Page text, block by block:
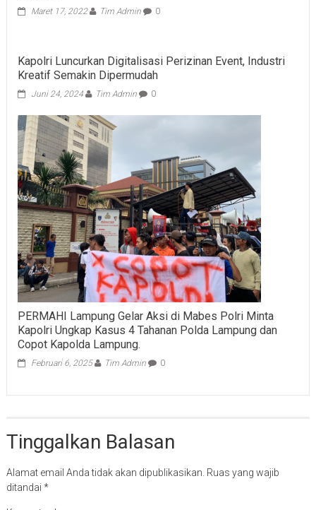
Maret 17, 2022 Tim Admin 0
Kapolri Luncurkan Digitalisasi Perizinan Event, Industri
Kreatif Semakin Dipermudah
Juni 24, 2024 Tim Admin 0
PERMAHI Lampung Gelar Aksi di Mabes Polri Minta
Kapolri Ungkap Kasus 4 Tahanan Polda Lampung dan
Copot Kapolda Lampung.
Februari 6, 2025 Tim Admin 0
Tinggalkan Balasan
Alamat email Anda tidak akan dipublikasikan. Ruas yang wajib
ditandai *